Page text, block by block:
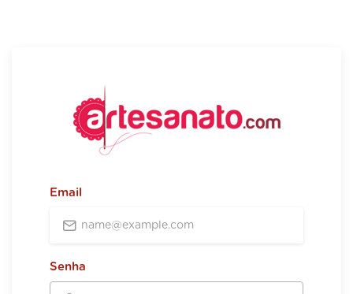
Email
Senha